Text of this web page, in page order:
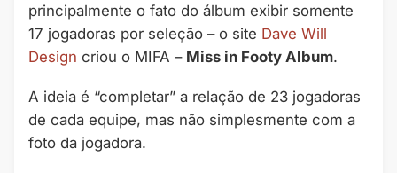
principalmente o fato do álbum exibir somente
17 jogadoras por seleção – o site Dave Will
Design criou o MIFA – Miss in Footy Album.
A ideia é “completar” a relação de 23 jogadoras
de cada equipe, mas não simplesmente com a
foto da jogadora.